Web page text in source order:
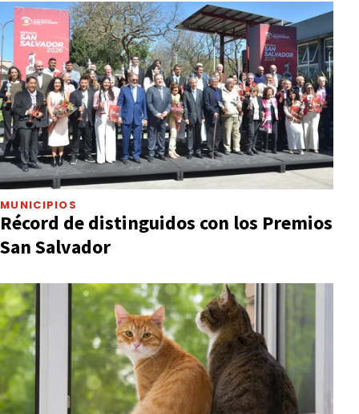
MUNICIPIOS
Récord de distinguidos con los Premios
San Salvador